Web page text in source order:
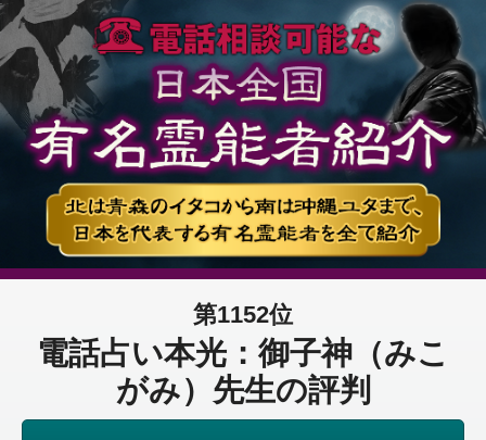
第1152位
電話占い本光：御子神（みこ
がみ）先生の評判